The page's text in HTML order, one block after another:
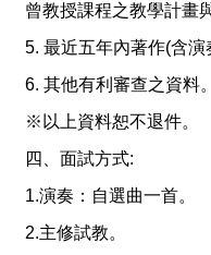
曾教授課程之教學計畫
5. 最近五年內著作(含演
6. 其他有利審查之資料。
※以上資料恕不退件。
四、面試方式:
1.演奏：自選曲一首。
2.主修試教。